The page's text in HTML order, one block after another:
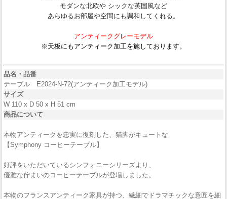
モダンな北欧や シックな英国風など
あらゆるお部屋や空間にも調和してくれる。
アンティークグレーモデル
※天板にもアンティーク加工を施しております。
品名・品番
テーブル E2024-N-72(アンティーク加工モデル)
サイズ
W 110 x D 50 x H 51 cm
商品について
本物アンティークを忠実に復刻した、猫脚がキュートな
【Symphony コーヒーテーブル】
好評をいただいているシンフォニーシリーズより、
優雅な佇まいのコーヒーテーブルが登場しました。
本物のフランスアンティーク家具が持つ、繊細でドラマチックな意匠を細